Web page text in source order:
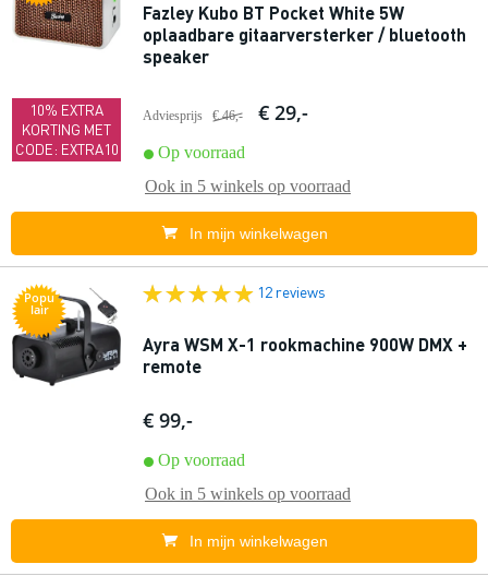
10% EXTRA
KORTING MET
CODE: EXTRA10
Fazley Kubo BT Pocket White 5W
oplaadbare gitaarversterker / bluetooth
speaker
Adviesprijs € 46,- € 29,-
Op voorraad
Ook in 5 winkels op voorraad
In mijn winkelwagen
Popu
lair
12 reviews
Ayra WSM X-1 rookmachine 900W DMX +
remote
€ 99,-
Op voorraad
Ook in 5 winkels op voorraad
In mijn winkelwagen